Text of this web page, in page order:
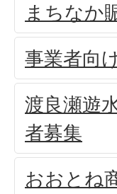
まちなか
事業者向
渡良瀬遊
者募集
おおとね